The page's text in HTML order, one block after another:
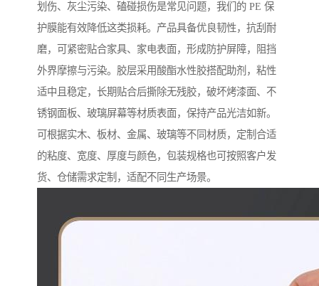
划伤、灰尘污染、磕碰损伤是常见问题，我们的 PE 保
护膜能有效降低这类损耗。产品具备优良韧性，抗刮耐
磨，可紧密贴合家具、家电表面，形成防护屏障，阻挡
外界摩擦与污染。胶层采用酸酯水性胶搭配助剂，粘性
适中且稳定，长期贴合后撕除无残胶，破坏烤漆面、不
锈钢面板、玻璃屏幕等材质表面，保持产品光洁如新。
可根据实木、板材、金属、玻璃等不同材质，定制合适
的粘度、宽度、厚度与颜色，包装规格也可按照客户发
货、仓储需求定制，适配不同生产场景。